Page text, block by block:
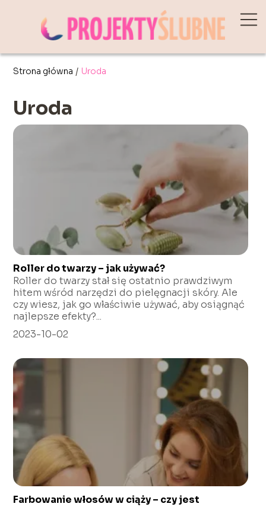
Strona główna / Uroda
Uroda
Roller do twarzy – jak używać?
Roller do twarzy stał się ostatnio prawdziwym
hitem wśród narzędzi do pielęgnacji skóry. Ale
czy wiesz, jak go właściwie używać, aby osiągnąć
najlepsze efekty?...
2023-10-02
Farbowanie włosów w ciąży – czy jest